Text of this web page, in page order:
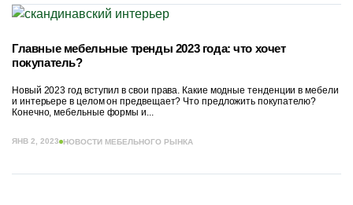
Главные мебельные тренды 2023 года: что хочет
покупатель?
Новый 2023 год вступил в свои права. Какие модные тенденции в мебели
и интерьере в целом он предвещает? Что предложить покупателю?
Конечно, мебельные формы и...
ЯНВ 2, 2023 НОВОСТИ МЕБЕЛЬНОГО РЫНКА